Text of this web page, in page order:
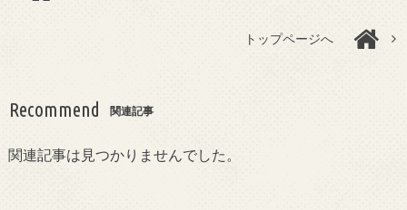
トップページへ
Recommend 関連記事
関連記事は見つかりませんでした。